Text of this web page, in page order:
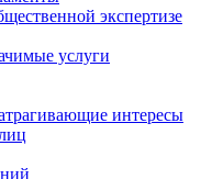
экспертизе
услуги
интересы